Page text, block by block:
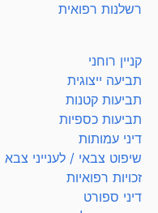
רשלנות רפואית
קניין רוחני
תביעה ייצוגית
תביעות קטנות
תביעות כספיות
דיני עמותות
שיפוט צבאי / לענייני צבא
זכויות רפואיות
דיני ספורט